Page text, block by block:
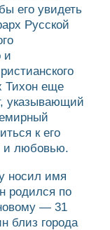
его увидеть
Русской
и
Тихон еще
указывающий
к его
и любовью.
носил имя
родился по
— 31
близ города